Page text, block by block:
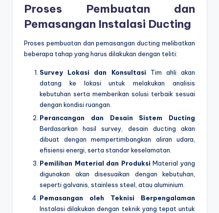
Proses Pembuatan dan
Pemasangan Instalasi Ducting
Proses pembuatan dan pemasangan ducting melibatkan
beberapa tahap yang harus dilakukan dengan teliti:
Survey Lokasi dan Konsultasi Tim ahli akan
datang ke lokasi untuk melakukan analisis
kebutuhan serta memberikan solusi terbaik sesuai
dengan kondisi ruangan.
Perancangan dan Desain Sistem Ducting
Berdasarkan hasil survey, desain ducting akan
dibuat dengan mempertimbangkan aliran udara,
efisiensi energi, serta standar keselamatan.
Pemilihan Material dan Produksi Material yang
digunakan akan disesuaikan dengan kebutuhan,
seperti galvanis, stainless steel, atau aluminium.
Pemasangan oleh Teknisi Berpengalaman
Instalasi dilakukan dengan teknik yang tepat untuk